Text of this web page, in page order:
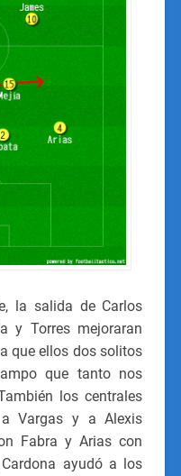
la salida de Carlos
y Torres mejoraran
que ellos dos solitos
que tanto nos
los centrales
Vargas y a Alexis
Fabra y Arias con
ayudó a los